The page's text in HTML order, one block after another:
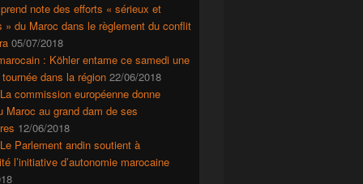
note des efforts « sérieux et
» du Maroc dans le règlement du conflit
05/07/2018
: Köhler entame ce samedi une
dans la région 22/06/2018
commission européenne donne
Maroc au grand dam de ses
12/06/2018
Parlement andin soutient à
l’initiative d’autonomie marocaine